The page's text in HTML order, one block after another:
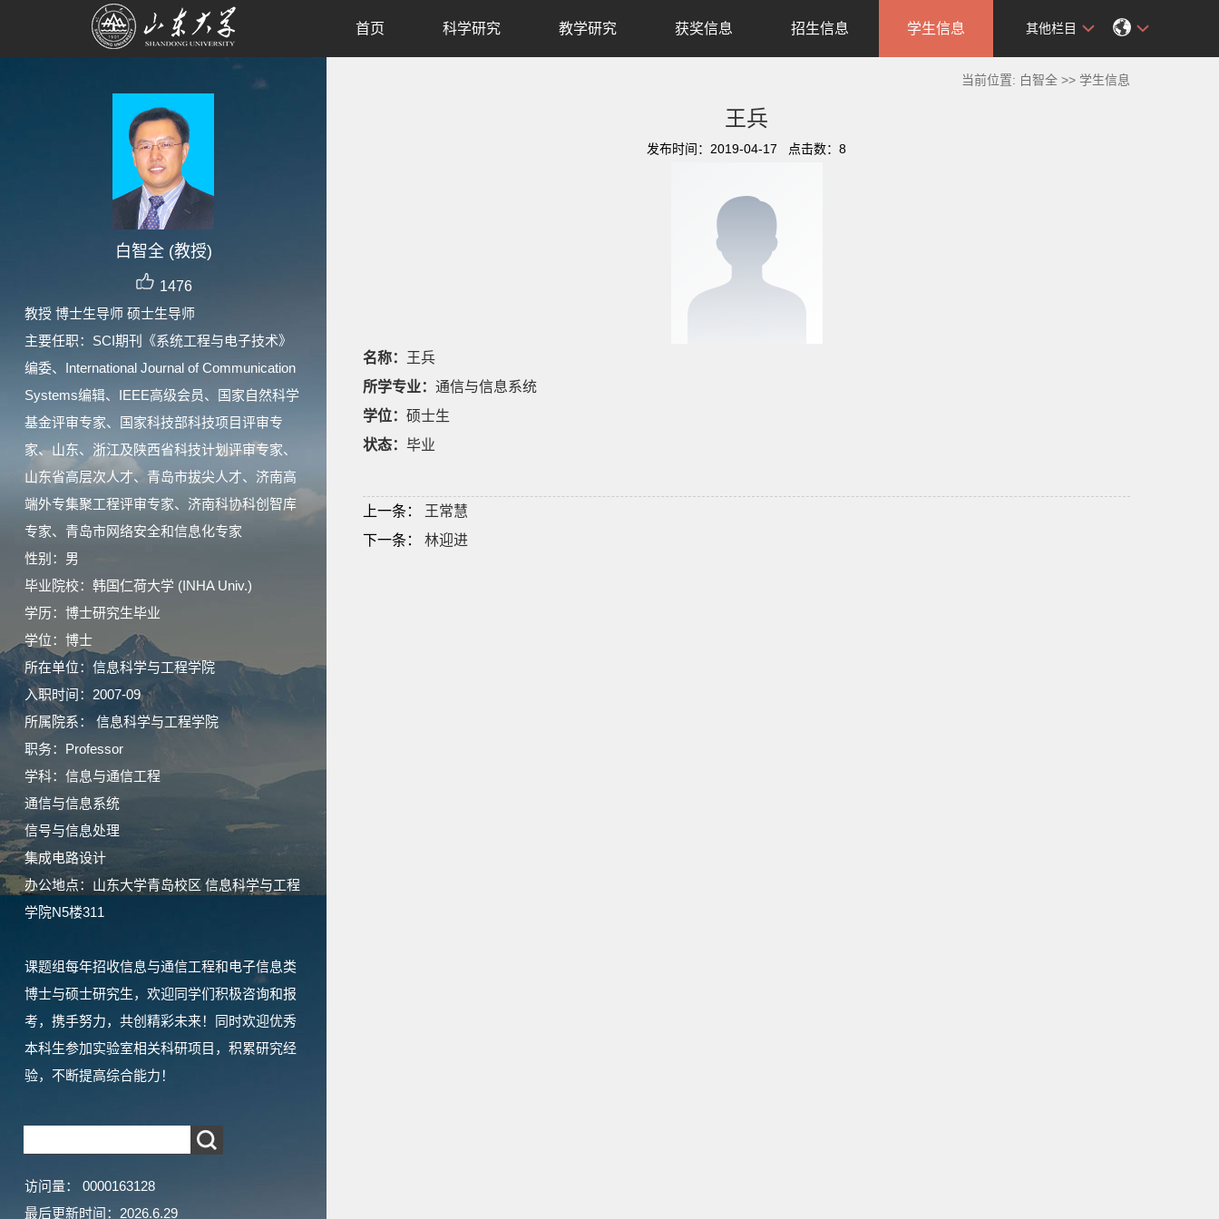
白智全 (教授)
1476
教授 博士生导师 硕士生导师
主要任职：SCI期刊《系统工程与电子技术》
编委、International Journal of Communication
Systems编辑、IEEE高级会员、国家自然科学
基金评审专家、国家科技部科技项目评审专
家、山东、浙江及陕西省科技计划评审专家、
山东省高层次人才、青岛市拔尖人才、济南高
端外专集聚工程评审专家、济南科协科创智库
专家、青岛市网络安全和信息化专家
性别：男
毕业院校：韩国仁荷大学 (INHA Univ.)
学历：博士研究生毕业
学位：博士
所在单位：信息科学与工程学院
入职时间：2007-09
所属院系： 信息科学与工程学院
职务：Professor
学科：信息与通信工程
通信与信息系统
信号与信息处理
集成电路设计
办公地点：山东大学青岛校区 信息科学与工程
学院N5楼311
课题组每年招收信息与通信工程和电子信息类
博士与硕士研究生，欢迎同学们积极咨询和报
考，携手努力，共创精彩未来！同时欢迎优秀
本科生参加实验室相关科研项目，积累研究经
验，不断提高综合能力！
访问量： 0000163128
最后更新时间： 2026.6.29
首页 科学研究 教学研究 获奖信息 招生信息 学生信息 其他栏目
当前位置: 白智全 >> 学生信息
王兵
发布时间：2019-04-17 点击数：8
名称：
王兵
所学专业： 通信与信息系统
学位： 硕士生
状态： 毕业
上一条：
王常慧
下一条：
林迎进